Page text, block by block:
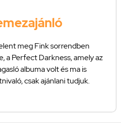
meg Fink sorrendben
a Perfect Darkness, amely az
albuma volt és ma is
csak ajánlani tudjuk.